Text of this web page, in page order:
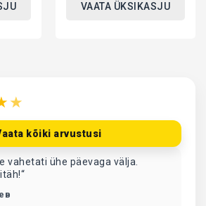
VAATA ÜKSIKASJU
★
kõiki arvustusi
vahetati ühe päevaga välja.